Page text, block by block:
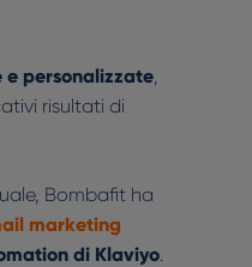
personalizzate,
risultati di
Bombafit ha
marketing
di Klaviyo.